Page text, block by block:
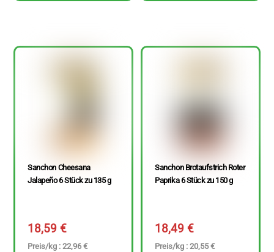
Sanchon Cheesana
Jalapeño 6 Stück zu 135 g
18,59€
Preis/kg : 22,96 €
Sanchon Brotaufstrich Roter
Paprika 6 Stück zu 150 g
18,49€
Preis/kg : 20,55 €